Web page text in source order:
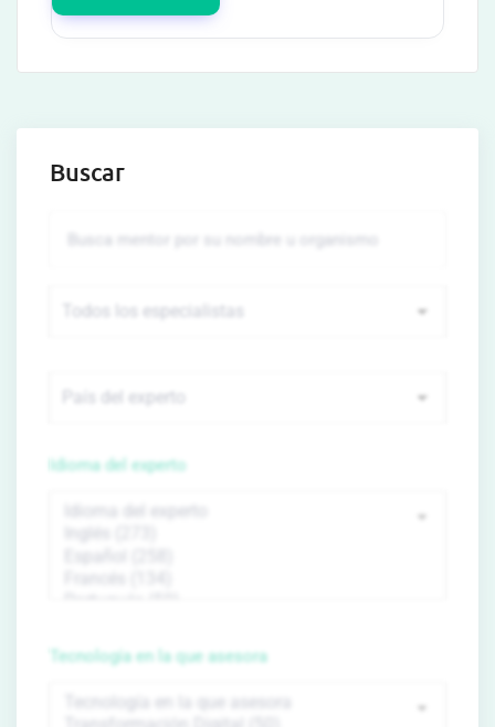
Buscar
Idioma del experto
Tecnología en la que asesora